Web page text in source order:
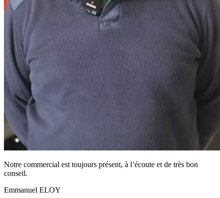
Notre commercial est toujours présent, à l’écoute et de très bon
conseil.
Emmanuel ELOY